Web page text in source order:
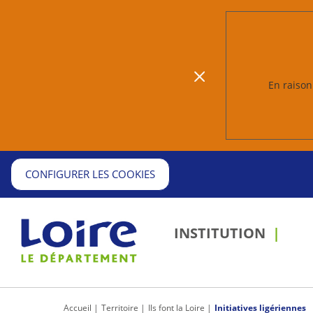
En
CONFIGURER LES COOKIES
INSTITUTION
Accueil Territoire Ils font la Loire Initiatives ligériennes